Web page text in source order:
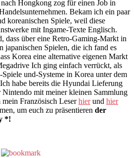
Hongkong zog für einen Job in
Bekam ich ein paar
koreanischen Spiele, weil diese
mit Ingame-Texte Englisch.
dass über eine Retro-Gaming-Markt in
japanischen Spielen, die ich fand es
Korea eine alternative eigenen Markt
Ich ging einfach verrückt, als
und-Systeme in Korea unter dem
habe bereits die Hyundai Lieferung
Nintendo mit meiner kleinen Sammlung
Französisch Leserhierund hier
um euch zu präsentieren der
*!